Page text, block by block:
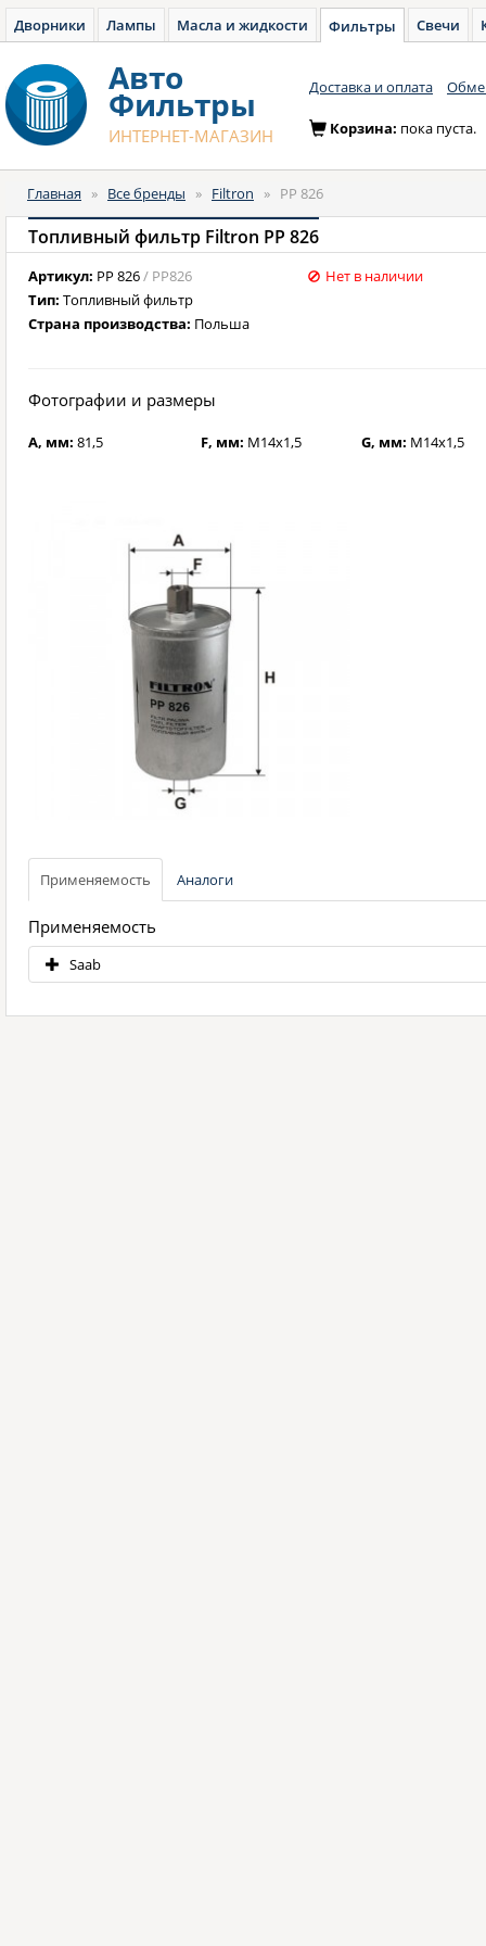
Дворники Лампы Масла и жидкости Фильтры Свечи
Авто
Фильтры
ИНТЕРНЕТ-МАГАЗИН
Доставка и оплата
Корзина: пока пуста.
Главная » Все бренды » Filtron » PP 826
Топливный фильтр Filtron PP 826
Артикул: PP 826/ PP826
Тип: Топливный фильтр
Страна производства: Польша
Нет в наличии
Фотографии и размеры
A, мм: 81,5 F, мм: M14x1,5 G, мм: M14x1,5
Применяемость Аналоги
Применяемость
Saab